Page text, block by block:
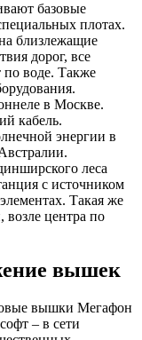
базовые
плотах.
близлежащие
дорог, все
по воде. Также
в Москве.
кабель.
энергии в
леса
с источником
Такая же
возле центра по
вышек
вышки Мегафон
– в сети